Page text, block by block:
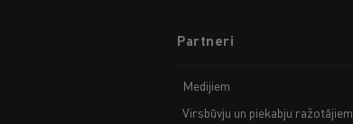
menuPartneri
Medijiem
Virsbūvju un piekabju ražotājiem